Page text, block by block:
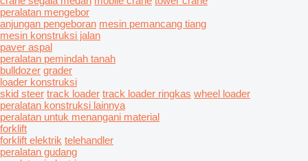
peralatan mengebor
anjungan pengeboran mesin pemancang tiang
mesin konstruksi jalan
paver aspal
peralatan pemindah tanah
bulldozer grader
loader konstruksi
skid steer track loader track loader ringkas wheel loader
peralatan konstruksi lainnya
peralatan untuk menangani material
forklift
forklift elektrik telehandler
peralatan gudang